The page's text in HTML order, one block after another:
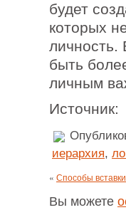
будет
которых
личность.
быть
личным
иерархия,
« Способы
Вы можете